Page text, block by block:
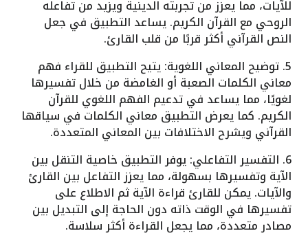
للآيات، مما يعزز من تجربته الدينية ويزيد من تفاعله
الروحي مع القرآن الكريم. يساعد التطبيق في جعل
النص القرآني أكثر قربًا من قلب القارئ.
5. توضيح المعاني اللغوية: يتيح التطبيق للقراء فهم
معاني الكلمات الصعبة أو الغامضة من خلال تفسيرها
لغويًا، مما يساعد في تدعيم الفهم اللغوي للقرآن
الكريم. كما يعرض التطبيق معاني الكلمات في سياقها
القرآني ويشرح الاختلافات بين المعاني المتعددة.
6. التفسير التفاعلي: يوفر التطبيق خاصية التنقل بين
الآية وتفسيرها بسهولة، مما يعزز التفاعل بين القارئ
والآيات. يمكن للقارئ قراءة الآية ثم الاطلاع على
تفسيرها في الوقت ذاته دون الحاجة إلى التبديل بين
مصادر متعددة، مما يجعل القراءة أكثر سلاسة.